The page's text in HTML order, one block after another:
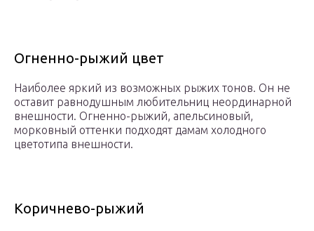
Огненно-рыжий цвет
Наиболее яркий из возможных рыжих тонов. Он не
оставит равнодушным любительниц неординарной
внешности. Огненно-рыжий, апельсиновый,
морковный оттенки подходят дамам холодного
цветотипа внешности.
Коричнево-рыжий